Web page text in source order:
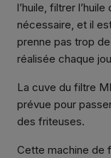
l’huile, filtrer
nécessaire, et il
prenne pas trop
réalisée chaque
La cuve du filtre
prévue pour
des friteuses.
Cette machine de